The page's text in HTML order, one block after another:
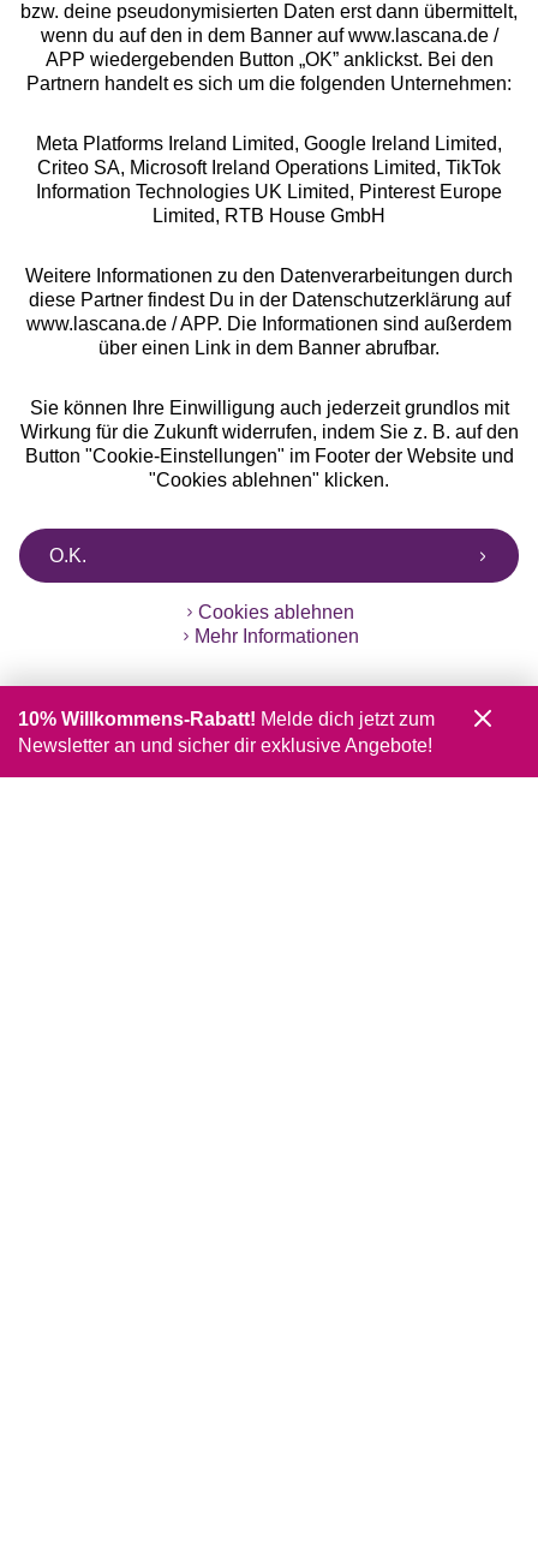
Rechtliches
Alle Preise inkl. MwSt., zzgl.
Versandkosten
** Bonität vorausgesetzt, berechtigt zur Bonitätsprüfung
bzw. deine pseudonymisierten Daten erst dann übermittelt,
wenn du auf den in dem Banner auf www.lascana.de /
APP wiedergebenden Button „OK” anklickst. Bei den
Partnern handelt es sich um die folgenden Unternehmen:
Meta Platforms Ireland Limited, Google Ireland Limited,
Criteo SA, Microsoft Ireland Operations Limited, TikTok
Information Technologies UK Limited, Pinterest Europe
Limited, RTB House GmbH
Weitere Informationen zu den Datenverarbeitungen durch
diese Partner findest Du in der Datenschutzerklärung auf
www.lascana.de / APP. Die Informationen sind außerdem
über einen Link in dem Banner abrufbar.
Sie können Ihre Einwilligung auch jederzeit grundlos mit
Wirkung für die Zukunft widerrufen, indem Sie z. B. auf den
Button "Cookie-Einstellungen" im Footer der Website und
"Cookies ablehnen" klicken.
O.K.
Cookies ablehnen
Mehr Informationen
10% Willkommens-Rabatt! Melde dich jetzt zum
Newsletter an und sicher dir exklusive Angebote!